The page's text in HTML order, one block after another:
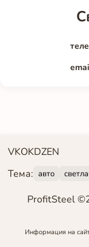
VKOKDZEN
Тема: авто
ProfitSteel
Информация на